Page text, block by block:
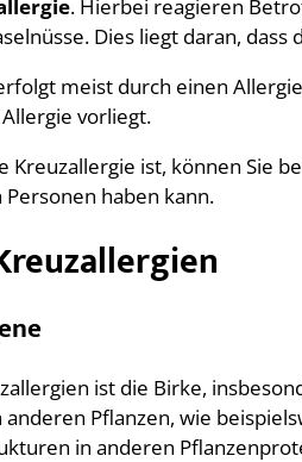
. Hierbei reagieren
Dies liegt daran,
meist durch einen
vorliegt.
Kreuzallergie ist, können Sie
haben kann.
ist die Birke,
Pflanzen, wie
in anderen